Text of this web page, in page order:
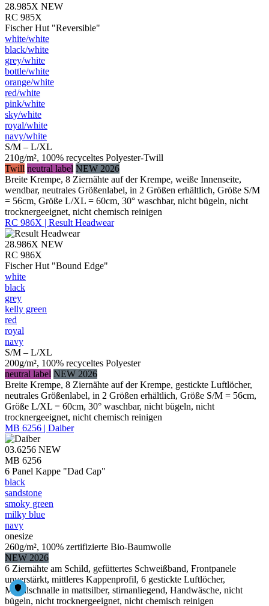
28.985X NEW
RC 985X
Fischer Hut "Reversible"
white/​white
black/​white
grey/​white
bottle/​white
orange/​white
red/​white
pink/​white
sky/​white
royal/​white
navy/​white
S/M – L/XL
210g/m², 100% recyceltes Polyester-Twill
Twill neutral label NEW 2026
Breite Krempe, 8 Ziernähte auf der Krempe, weiße Innenseite,
wendbar, neutrales Größenlabel, in 2 Größen erhältlich, Größe S/M
= 56cm, Größe L/XL = 60cm, 30° waschbar, nicht bügeln, nicht
trocknergeeignet, nicht chemisch reinigen
RC 986X | Result Headwear
28.986X NEW
RC 986X
Fischer Hut "Bound Edge"
white
black
grey
kelly green
red
royal
navy
S/M – L/XL
200g/m², 100% recyceltes Polyester
neutral label NEW 2026
Breite Krempe, 8 Ziernähte auf der Krempe, gestickte Luftlöcher,
neutrales Größenlabel, in 2 Größen erhältlich, Größe S/M = 56cm,
Größe L/XL = 60cm, 30° waschbar, nicht bügeln, nicht
trocknergeeignet, nicht chemisch reinigen
MB 6256 | Daiber
03.6256 NEW
MB 6256
6 Panel Kappe "Dad Cap"
black
sandstone
smoky green
milky blue
navy
onesize
260g/m², 100% zertifizierte Bio-Baumwolle
NEW 2026
6 Ziernähte am Schild, gefüttertes Schweißband, Frontpanele
unverstärkt, mittleres Kappenprofil, 6 gestickte Luftlöcher,
Metallschnalle in mattsilber, stirnanliegend, Handwäsche, nicht
bügeln, nicht trocknergeeignet, nicht chemisch reinigen